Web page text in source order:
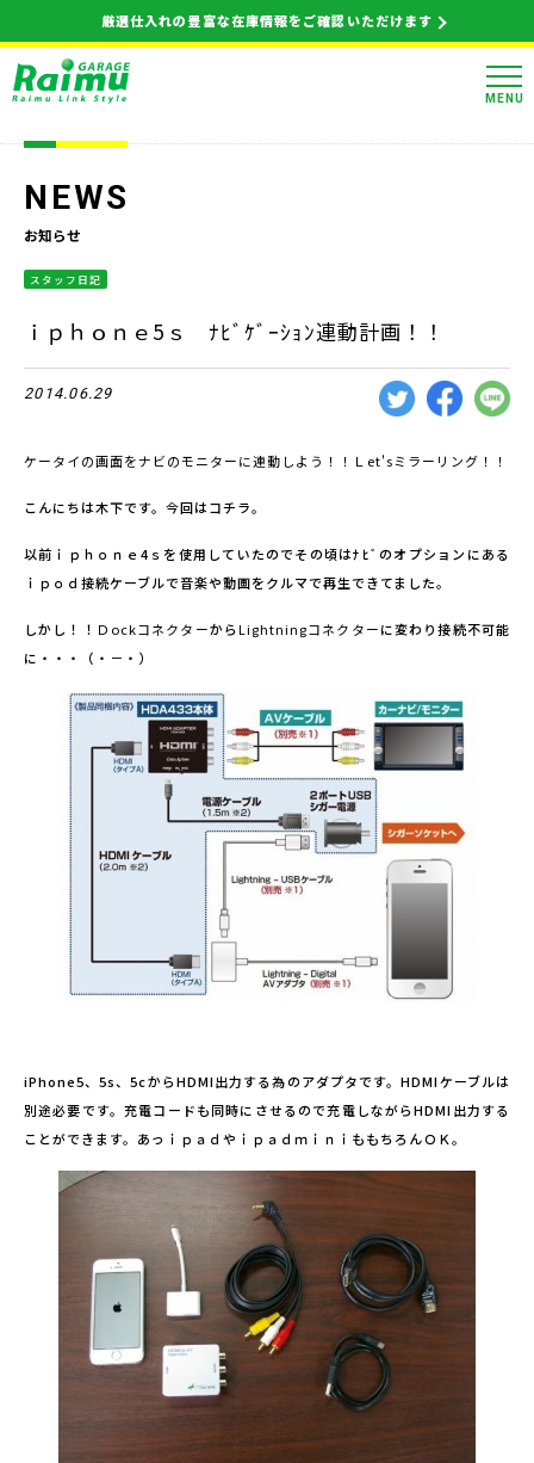
厳選仕入れの豊富な在庫情報をご確認いただけます
MENU
NEWS
お知らせ
スタッフ日記
ｉｐｈｏｎｅ5ｓ ﾅﾋﾞｹﾞｰｼｮﾝ連動計画！！
2014.06.29
ケータイの画面をナビのモニターに連動しよう！！Ｌet'sミラーリング！！
こんにちは木下です。今回はコチラ。
以前ｉｐｈｏｎｅ4ｓを使用していたのでその頃はﾅﾋﾞのオプションにある
ｉｐｏｄ接続ケーブルで音楽や動画をクルマで再生できてました。
しかし！！ ＤockコネクターからLightningコネクターに変わり接続不可能
に・・・（・－・）
iPhone5、5s、5cからHDMI出力する為のアダプタです。HDMIケーブルは
別途必要です。充電コードも同時にさせるので充電しながらHDMI出力する
ことができます。あっｉｐａｄやｉｐａｄｍｉｎｉももちろんＯＫ。